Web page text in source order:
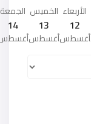
الأربعاء
12
أغسطس
الخميس
13
أغسطس
الجمعة
14